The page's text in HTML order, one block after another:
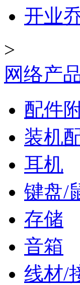
开业
>
网络产
配件
装机
耳机
键盘/
存储
音箱
线材/